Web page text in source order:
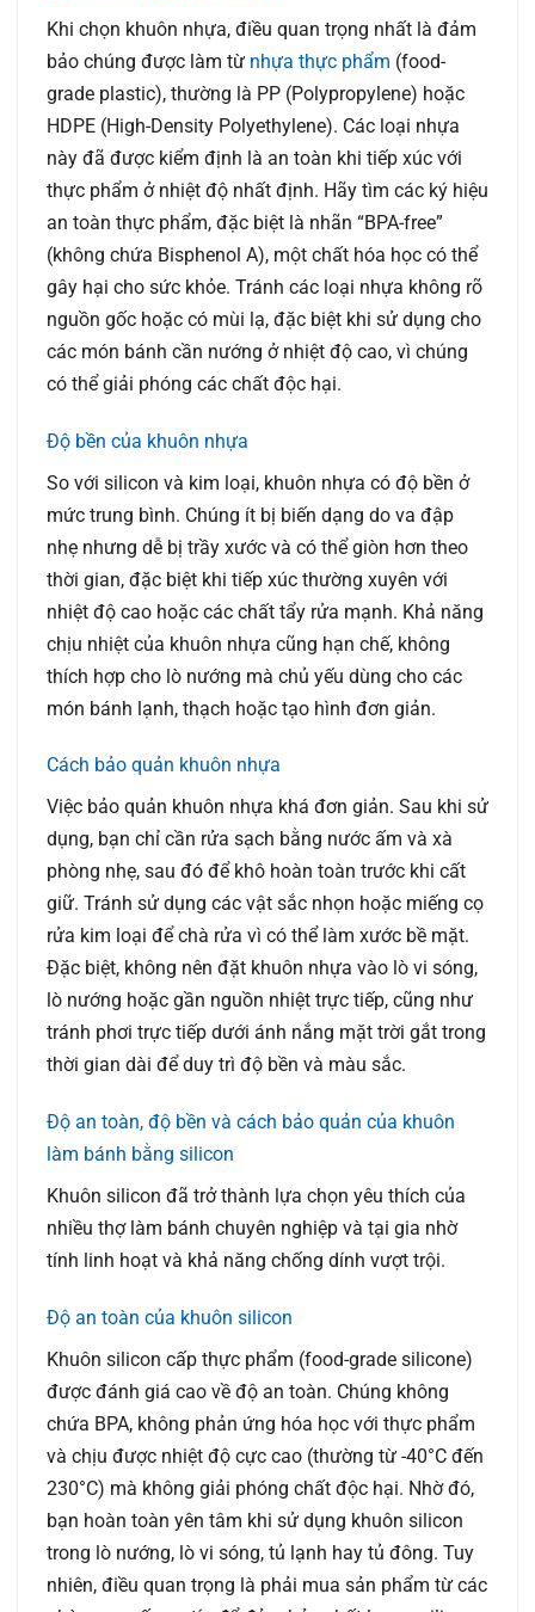
Khi chọn khuôn nhựa, điều quan trọng nhất là đảm
bảo chúng được làm từ nhựa thực phẩm (food-
grade plastic), thường là PP (Polypropylene) hoặc
HDPE (High-Density Polyethylene). Các loại nhựa
này đã được kiểm định là an toàn khi tiếp xúc với
thực phẩm ở nhiệt độ nhất định. Hãy tìm các ký hiệu
an toàn thực phẩm, đặc biệt là nhãn “BPA-free”
(không chứa Bisphenol A), một chất hóa học có thể
gây hại cho sức khỏe. Tránh các loại nhựa không rõ
nguồn gốc hoặc có mùi lạ, đặc biệt khi sử dụng cho
các món bánh cần nướng ở nhiệt độ cao, vì chúng
có thể giải phóng các chất độc hại.
Độ bền của khuôn nhựa
So với silicon và kim loại, khuôn nhựa có độ bền ở
mức trung bình. Chúng ít bị biến dạng do va đập
nhẹ nhưng dễ bị trầy xước và có thể giòn hơn theo
thời gian, đặc biệt khi tiếp xúc thường xuyên với
nhiệt độ cao hoặc các chất tẩy rửa mạnh. Khả năng
chịu nhiệt của khuôn nhựa cũng hạn chế, không
thích hợp cho lò nướng mà chủ yếu dùng cho các
món bánh lạnh, thạch hoặc tạo hình đơn giản.
Cách bảo quản khuôn nhựa
Việc bảo quản khuôn nhựa khá đơn giản. Sau khi sử
dụng, bạn chỉ cần rửa sạch bằng nước ấm và xà
phòng nhẹ, sau đó để khô hoàn toàn trước khi cất
giữ. Tránh sử dụng các vật sắc nhọn hoặc miếng cọ
rửa kim loại để chà rửa vì có thể làm xước bề mặt.
Đặc biệt, không nên đặt khuôn nhựa vào lò vi sóng,
lò nướng hoặc gần nguồn nhiệt trực tiếp, cũng như
tránh phơi trực tiếp dưới ánh nắng mặt trời gắt trong
thời gian dài để duy trì độ bền và màu sắc.
Độ an toàn, độ bền và cách bảo quản của khuôn
làm bánh bằng silicon
Khuôn silicon đã trở thành lựa chọn yêu thích của
nhiều thợ làm bánh chuyên nghiệp và tại gia nhờ
tính linh hoạt và khả năng chống dính vượt trội.
Độ an toàn của khuôn silicon
Khuôn silicon cấp thực phẩm (food-grade silicone)
được đánh giá cao về độ an toàn. Chúng không
chứa BPA, không phản ứng hóa học với thực phẩm
và chịu được nhiệt độ cực cao (thường từ -40°C đến
230°C) mà không giải phóng chất độc hại. Nhờ đó,
bạn hoàn toàn yên tâm khi sử dụng khuôn silicon
trong lò nướng, lò vi sóng, tủ lạnh hay tủ đông. Tuy
nhiên, điều quan trọng là phải mua sản phẩm từ các